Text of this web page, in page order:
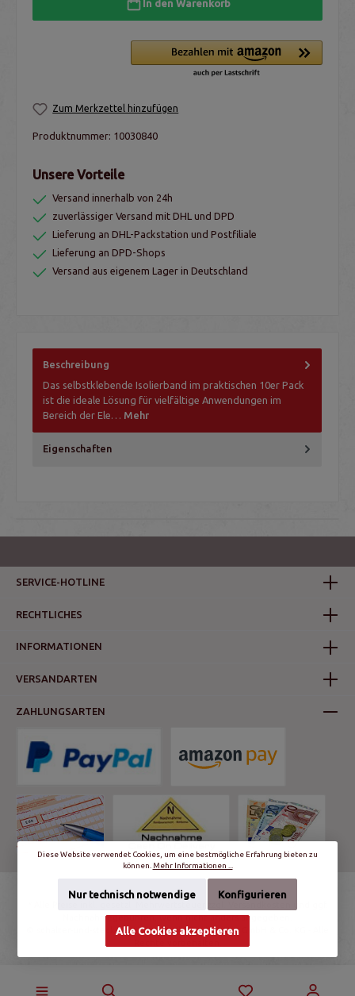
In den Warenkorb
Zum Merkzettel hinzufügen
Produktnummer: 10030840
Unsere Vorteile
Versand innerhalb von 24h
zuverlässiger Versand mit DHL und DPD
Lieferung an DHL-Packstation und Postfiliale
Lieferung an DPD-Shops
Versand aus eigenem Lager in Deutschland
Beschreibung
Das selbstklebende Isolierband im praktischen 10er Pack
ist die ideale Lösung für vielfältige Anwendungen im
Bereich der Ele… Mehr
Eigenschaften
SERVICE-HOTLINE
RECHTLICHES
INFORMATIONEN
VERSANDARTEN
ZAHLUNGSARTEN
Nachnahmegebühren, wenn nicht anders angegeben.
© schalter-und-steckdosen.de | World Trading Net GmbH & Co. KG - Alle
Diese Website verwendet Cookies, um eine bestmögliche Erfahrung bieten zu
können. Mehr Informationen ...
Nur technisch notwendige Konfigurieren
Alle Cookies akzeptieren